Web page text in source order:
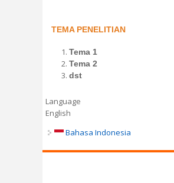
TEMA PENELITIAN
Tema 1
Tema 2
dst
Language
English
Bahasa Indonesia